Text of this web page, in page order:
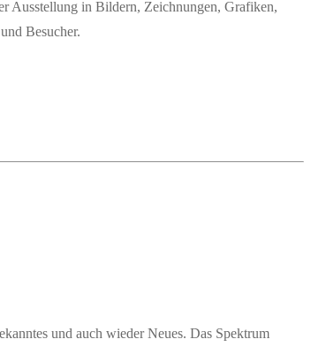
Aus­stel­lung in Bil­dern, Zeich­nun­gen, Gra­fi­ken,
Besucher.
und auch wie­der Neu­es. Das Spek­trum